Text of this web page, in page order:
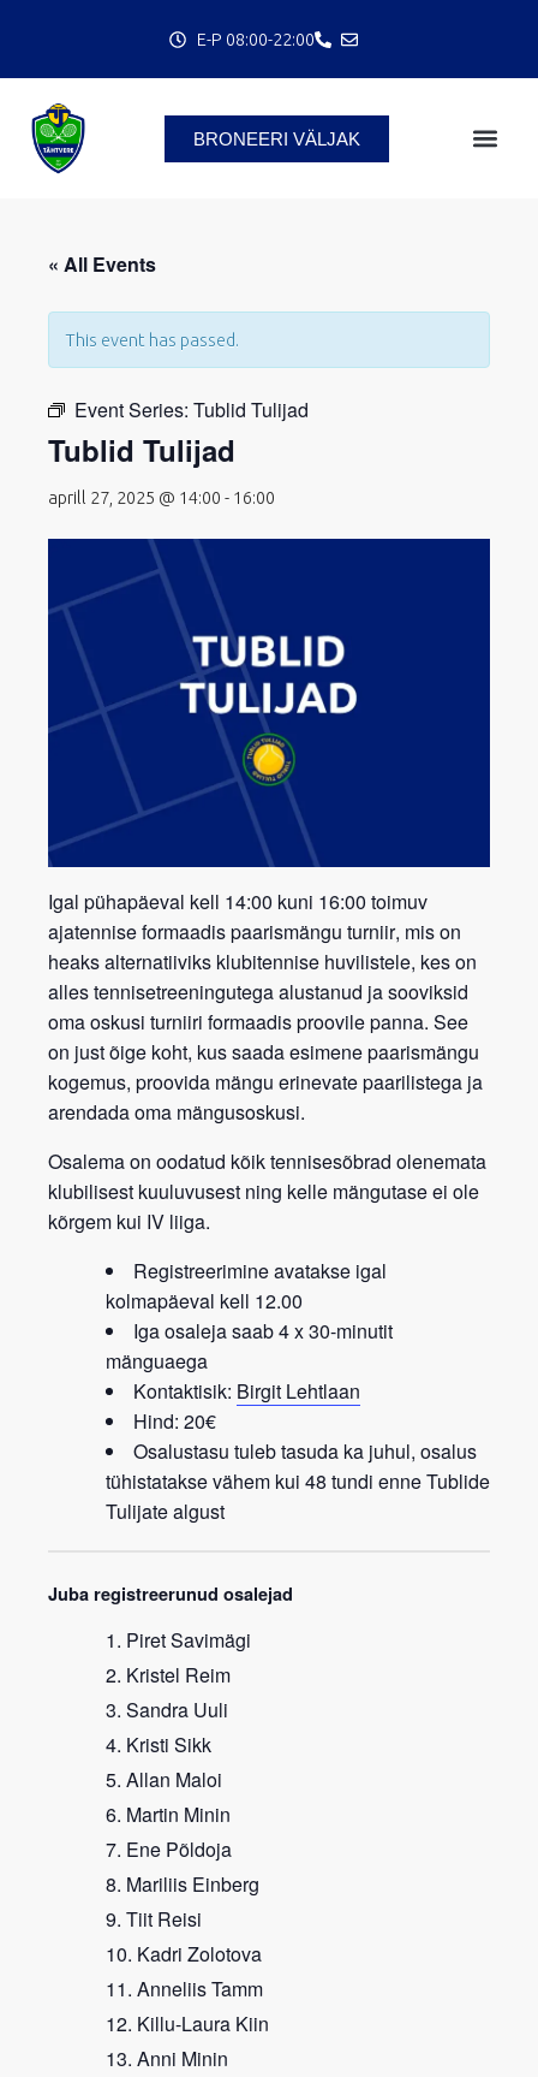
E-P 08:00-22:00
BRONEERI VÄLJAK
« All Events
This event has passed.
Event Series: Tublid Tulijad
Tublid Tulijad
aprill 27, 2025 @ 14:00 - 16:00
Igal pühapäeval kell 14:00 kuni 16:00 toimuv
ajatennise formaadis paarismängu turniir, mis on
heaks alternatiiviks klubitennise huvilistele, kes on
alles tennisetreeningutega alustanud ja sooviksid
oma oskusi turniiri formaadis proovile panna. See
on just õige koht, kus saada esimene paarismängu
kogemus, proovida mängu erinevate paarilistega ja
arendada oma mängusoskusi.
Osalema on oodatud kõik tennisesõbrad olenemata
klubilisest kuuluvusest ning kelle mängutase ei ole
kõrgem kui IV liiga.
Registreerimine avatakse igal
kolmapäeval kell 12.00
Iga osaleja saab 4 x 30-minutit
mänguaega
Kontaktisik: Birgit Lehtlaan
Hind: 20€
Osalustasu tuleb tasuda ka juhul, osalus
tühistatakse vähem kui 48 tundi enne Tublide
Tulijate algust
Juba registreerunud osalejad
Piret Savimägi
Kristel Reim
Sandra Uuli
Kristi Sikk
Allan Maloi
Martin Minin
Ene Põldoja
Mariliis Einberg
Tiit Reisi
Kadri Zolotova
Anneliis Tamm
Killu-Laura Kiin
Anni Minin